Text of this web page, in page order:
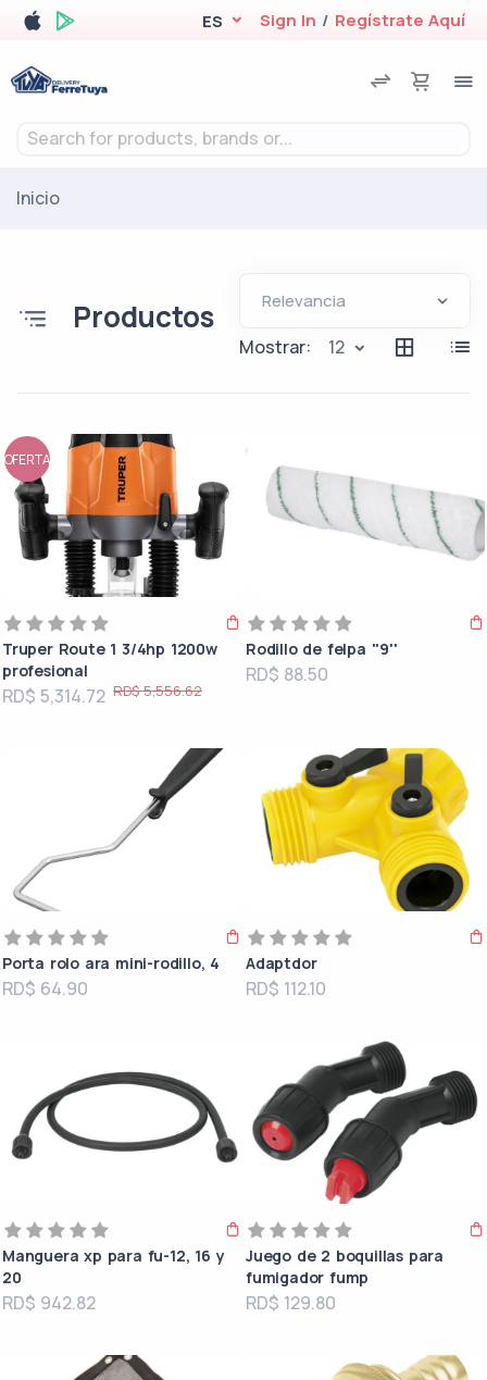
ES Sign In / Regístrate Aquí
Search for products, brands or...
Inicio
Productos
Mostrar: 12
OFERTA
Truper Route 1 3/4hp 1200w
profesional
RD$ 5,314.72 RD$ 5,556.62
Rodillo de felpa ''9''
RD$ 88.50
Porta rolo ara mini-rodillo, 4
RD$ 64.90
Adaptdor
RD$ 112.10
Manguera xp para fu-12, 16 y
20
RD$ 942.82
Juego de 2 boquillas para
fumigador fump
RD$ 129.80